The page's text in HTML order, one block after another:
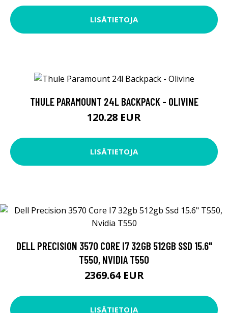
LISÄTIETOJA
THULE PARAMOUNT 24L BACKPACK - OLIVINE
120.28 EUR
LISÄTIETOJA
DELL PRECISION 3570 CORE I7 32GB 512GB SSD 15.6"
T550, NVIDIA T550
2369.64 EUR
LISÄTIETOJA